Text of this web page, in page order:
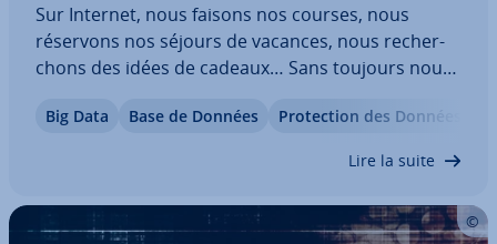
Sur Internet, nous faisons nos courses, nous
réservons nos séjours de vacances, nous re­cher­
chons des idées de cadeaux… Sans toujours nous
cherches. Les sites avides de données col­lec­tent
Big Data Base de Données Pro­tec­tion des Données
Lire la suite